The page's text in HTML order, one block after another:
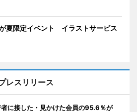
夏限定イベント イラストサービス
レスリリース
に接した・見かけた会員の95.6％が